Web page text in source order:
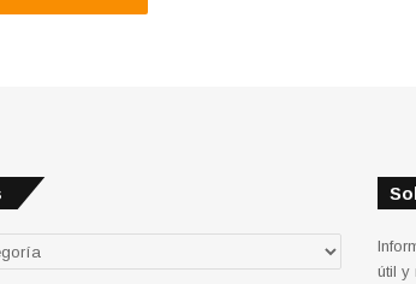
útil y